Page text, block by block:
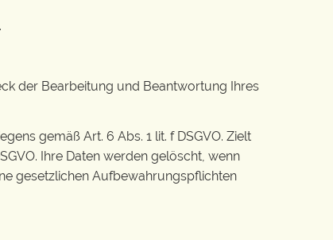
der Bearbeitung und Beantwortung Ihres
gemäß Art. 6 Abs. 1 lit. f DSGVO. Zielt
Ihre Daten werden gelöscht, wenn
gesetzlichen Aufbewahrungspflichten